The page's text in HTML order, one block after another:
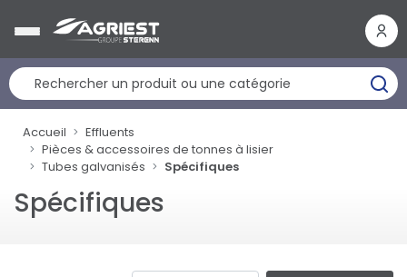
Accueil
Effluents
Pièces & accessoires de tonnes à lisier
Tubes galvanisés
Spécifiques
Spécifiques